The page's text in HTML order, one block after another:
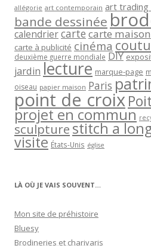
allégorie art contemporain art trading
bande dessinée
calendriercartecarte maison
carte à publicité cinéma
deuxième guerre mondiale DIY
jardin lecture marque-page
oiseau papier maison Paris
point de croix
projet en commun
sculpturestitch a
visite États-Unis église
LÀ OÙ JE VAIS SOUVENT…
Mon site de préhistoire
Bluesy
Brodineries et charivaris